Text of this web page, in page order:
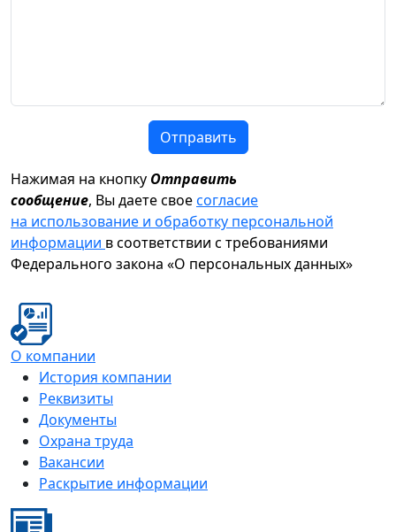
Отправить
Нажимая на кнопку Отправить
сообщение, Вы даете своесогласие
на использование и обработку персональной
информации в соответствии с требованиями
Федерального закона «О персональных данных»
О компании
История компании
Реквизиты
Документы
Охрана труда
Вакансии
Раскрытие информации